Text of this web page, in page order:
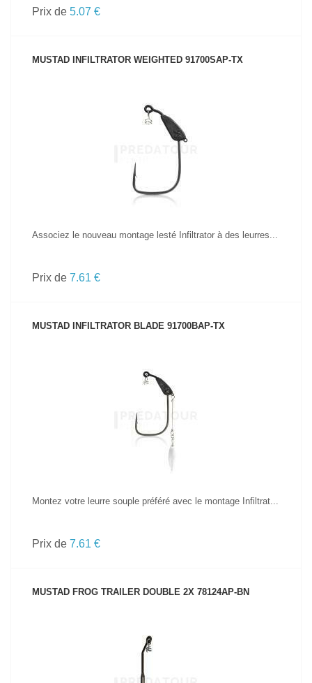
Prix de 5.07 €
MUSTAD INFILTRATOR WEIGHTED 91700SAP-TX
VOIR LE PRODUIT
Associez le nouveau montage lesté Infiltrator à des leurres...
Prix de 7.61 €
MUSTAD INFILTRATOR BLADE 91700BAP-TX
VOIR LE PRODUIT
Montez votre leurre souple préféré avec le montage Infiltrat...
Prix de 7.61 €
MUSTAD FROG TRAILER DOUBLE 2X 78124AP-BN